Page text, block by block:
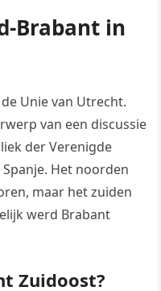
Brabant in
Unie van Utrecht.
van een discussie
der Verenigde
Het noorden
maar het zuiden
werd Brabant
Zuidoost?